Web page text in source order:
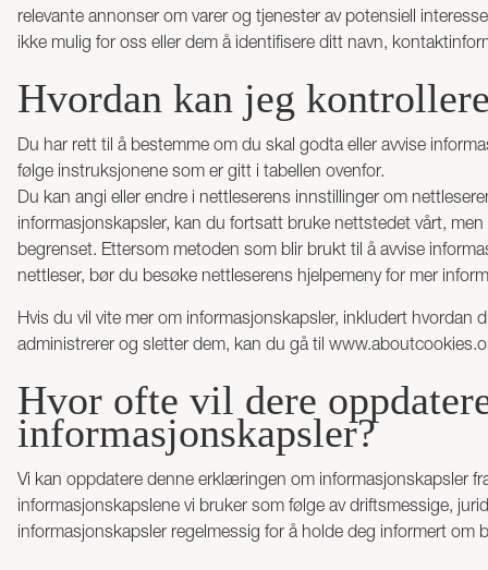
relevante annonser om varer og tjenester av potensiell
ikke mulig for oss eller dem å identifisere ditt navn,
Hvordan kan jeg
Du har rett til å bestemme om du skal godta eller avvise
følge instruksjonene som er gitt i tabellen ovenfor.
Du kan angi eller endre i nettleserens innstillinger om
informasjonskapsler, kan du fortsatt bruke nettstedet vårt,
begrenset. Ettersom metoden som blir brukt til å avvise
nettleser, bør du besøke nettleserens hjelpemeny for mer
Hvis du vil vite mer om informasjonskapsler, inkludert
administrerer og sletter dem, kan du gå til
Hvor ofte vil dere
informasjonskapsler?
Vi kan oppdatere denne erklæringen om informasjonskapsler
informasjonskapslene vi bruker som følge av driftsmessige,
informasjonskapsler regelmessig for å holde deg informert